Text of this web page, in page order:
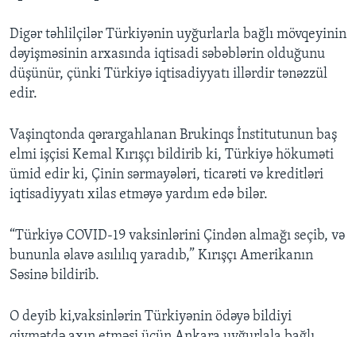
Digər təhlilçilər Türkiyənin uyğurlarla bağlı mövqeyinin
dəyişməsinin arxasında iqtisadi səbəblərin olduğunu
düşünür, çünki Türkiyə iqtisadiyyatı illərdir tənəzzül
edir.
Vaşinqtonda qərargahlanan Brukinqs İnstitutunun baş
elmi işçisi Kemal Kırışçı bildirib ki, Türkiyə hökuməti
ümid edir ki, Çinin sərmayələri, ticarəti və kreditləri
iqtisadiyyatı xilas etməyə yardım edə bilər.
“Türkiyə COVID-19 vaksinlərini Çindən almağı seçib, və
bununla əlavə asılılıq yaradıb,” Kırışçı Amerikanın
Səsinə bildirib.
O deyib ki,vaksinlərin Türkiyənin ödəyə bildiyi